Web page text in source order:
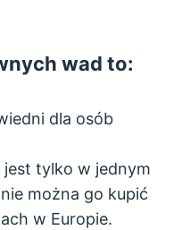
wad to:
dla osób
tylko w jednym
można go kupić
w Europie.